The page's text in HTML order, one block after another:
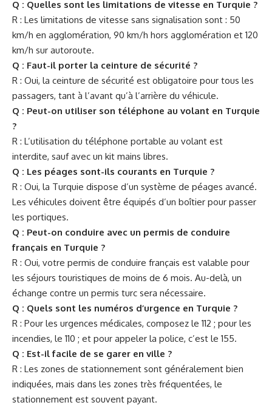
Q : Quelles sont les limitations de vitesse en Turquie ?
R : Les limitations de vitesse sans signalisation sont : 50
km/h en agglomération, 90 km/h hors agglomération et 120
km/h sur autoroute.
Q : Faut-il porter la ceinture de sécurité ?
R : Oui, la ceinture de sécurité est obligatoire pour tous les
passagers, tant à l’avant qu’à l’arrière du véhicule.
Q : Peut-on utiliser son téléphone au volant en Turquie
?
R : L’utilisation du téléphone portable au volant est
interdite, sauf avec un kit mains libres.
Q : Les péages sont-ils courants en Turquie ?
R : Oui, la Turquie dispose d’un système de péages avancé.
Les véhicules doivent être équipés d’un boîtier pour passer
les portiques.
Q : Peut-on conduire avec un permis de conduire
français en Turquie ?
R : Oui, votre permis de conduire français est valable pour
les séjours touristiques de moins de 6 mois. Au-delà, un
échange contre un permis turc sera nécessaire.
Q : Quels sont les numéros d’urgence en Turquie ?
R : Pour les urgences médicales, composez le 112 ; pour les
incendies, le 110 ; et pour appeler la police, c’est le 155.
Q : Est-il facile de se garer en ville ?
R : Les zones de stationnement sont généralement bien
indiquées, mais dans les zones très fréquentées, le
stationnement est souvent payant.